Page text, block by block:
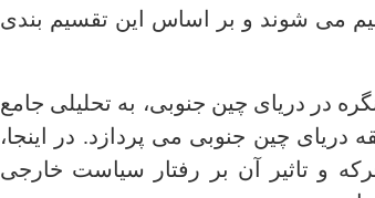
می­ شوند و بر اساس این تقسیم بندی
دریای چین جنوبی، به تحلیلی جامع
دریای چین جنوبی می ­پردازد. در اینجا،
و تاثیر آن بر رفتار سیاست خارجی